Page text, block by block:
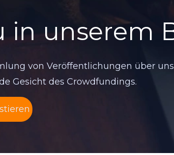
in unserem
von Veröffentlichungen über
Gesicht des Crowdfundings.